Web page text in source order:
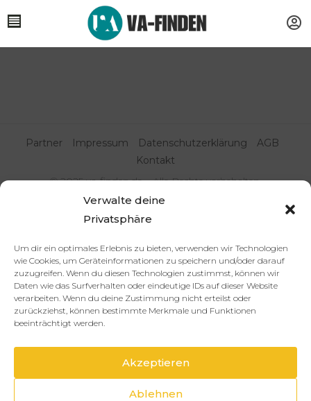
Verwalte deine
Privatsphäre
Um dir ein optimales Erlebnis zu bieten, verwenden wir Technologien
wie Cookies, um Geräteinformationen zu speichern und/oder darauf
zuzugreifen. Wenn du diesen Technologien zustimmst, können wir
Daten wie das Surfverhalten oder eindeutige IDs auf dieser Website
verarbeiten. Wenn du deine Zustimmung nicht erteilst oder
zurückziehst, können bestimmte Merkmale und Funktionen
beeinträchtigt werden.
Akzeptieren
Ablehnen
© 2025 va-finden.de – Alle Rechte vorbehalten.
Partner Impressum Datenschutzerklärung
AGB
Kontakt
Virtuelle Assistenz & Freelancer
finden | VA Expert:innenportal